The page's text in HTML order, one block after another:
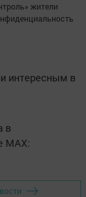
жители
интересным в
в
MАХ: